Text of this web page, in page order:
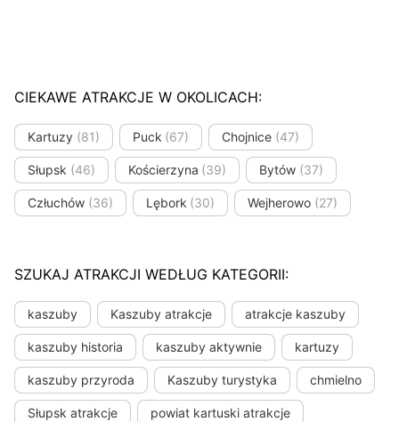
CIEKAWE ATRAKCJE W OKOLICACH:
Kartuzy (81) Puck (67) Chojnice (47)
Słupsk (46) Kościerzyna (39) Bytów (37)
Człuchów (36) Lębork (30) Wejherowo (27)
SZUKAJ ATRAKCJI WEDŁUG KATEGORII:
kaszuby Kaszuby atrakcje atrakcje kaszuby
kaszuby historia kaszuby aktywnie kartuzy
kaszuby przyroda Kaszuby turystyka chmielno
Słupsk atrakcje powiat kartuski atrakcje